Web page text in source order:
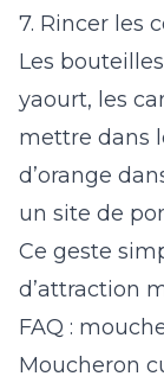
7. Rincer les
Les
yaourt, les
mettre dans
d’orange
un site de
Ce geste
d’attraction
FAQ :
Moucheron